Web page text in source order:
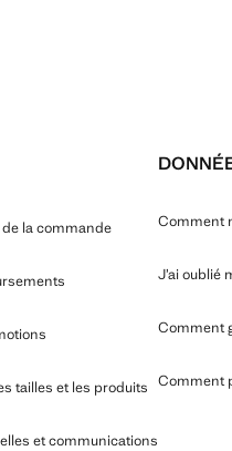
Comment
J’ai oublié
Comment
Comment
la commande
tailles et les produits
et communications